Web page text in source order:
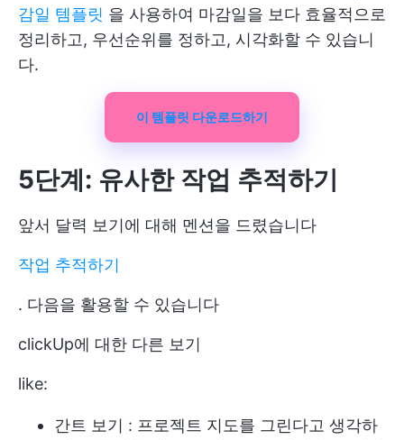
감일 템플릿 을 사용하여 마감일을 보다 효율적으로
정리하고, 우선순위를 정하고, 시각화할 수 있습니
다.
이 템플릿 다운로드하기
5단계: 유사한 작업 추적하기
앞서 달력 보기에 대해 멘션을 드렸습니다
작업 추적하기
. 다음을 활용할 수 있습니다
clickUp에 대한 다른 보기
like:
간트 보기 : 프로젝트 지도를 그린다고 생각하